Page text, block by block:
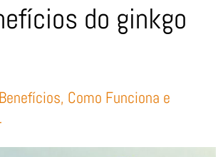
do ginkgo
Como Funciona e